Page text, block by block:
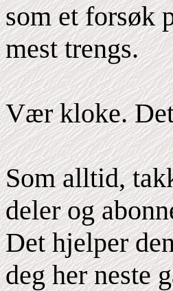
som et forsøk
mest trengs.
Vær kloke.
Som alltid,
deler og
Det hjelper
deg her neste